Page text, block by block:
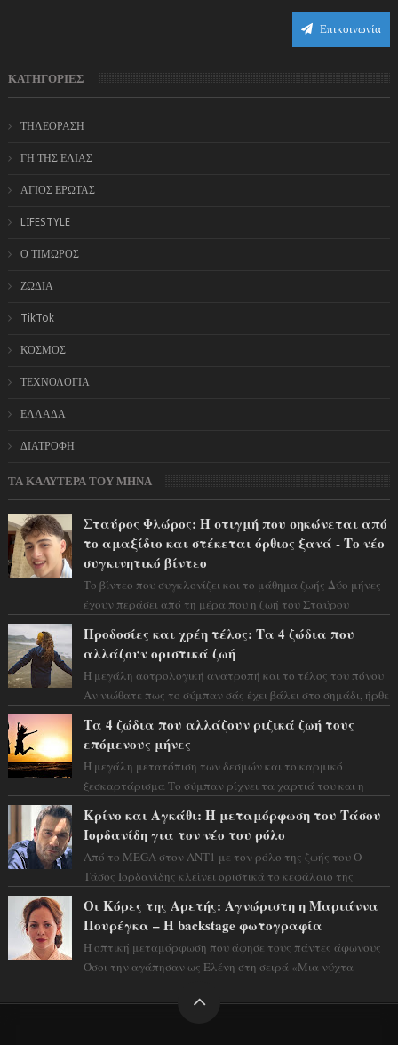
Επικοινωνία
ΚΑΤΗΓΟΡΙΕΣ
ΤΗΛΕΟΡΑΣΗ
ΓΗ ΤΗΣ ΕΛΙΑΣ
ΑΓΙΟΣ ΕΡΩΤΑΣ
LIFESTYLE
Ο ΤΙΜΩΡΟΣ
ΖΩΔΙΑ
TikTok
ΚΟΣΜΟΣ
ΤΕΧΝΟΛΟΓΙΑ
ΕΛΛΑΔΑ
ΔΙΑΤΡΟΦΗ
ΤΑ ΚΑΛΥΤΕΡΑ ΤΟΥ ΜΗΝΑ
Σταύρος Φλώρος: Η στιγμή που σηκώνεται από
το αμαξίδιο και στέκεται όρθιος ξανά - Το νέο
συγκινητικό βίντεο
Το βίντεο που συγκλονίζει και το μάθημα ζωής Δύο μήνες
έχουν περάσει από τη μέρα που η ζωή του Σταύρου
Προδοσίες και χρέη τέλος: Τα 4 ζώδια που
αλλάζουν οριστικά ζωή
Η μεγάλη αστρολογική ανατροπή και το τέλος του πόνου
Αν νιώθατε πως το σύμπαν σάς έχει βάλει στο σημάδι, ήρθε
Τα 4 ζώδια που αλλάζουν ριζικά ζωή τους
επόμενους μήνες
Η μεγάλη μετατόπιση των δεσμών και το καρμικό
ξεσκαρτάρισμα Το σύμπαν ρίχνει τα χαρτιά του και η
Κρίνο και Αγκάθι: Η μεταμόρφωση του Τάσου
Ιορδανίδη για τον νέο του ρόλο
Από το MEGA στον ΑΝΤ1 με τον ρόλο της ζωής του Ο
Τάσος Ιορδανίδης κλείνει οριστικά το κεφάλαιο της
Οι Κόρες της Αρετής: Αγνώριστη η Μαριάννα
Πουρέγκα – H backstage φωτογραφία
Η οπτική μεταμόρφωση που άφησε τους πάντες άφωνους
Όσοι την αγάπησαν ως Ελένη στη σειρά «Μια νύχτα